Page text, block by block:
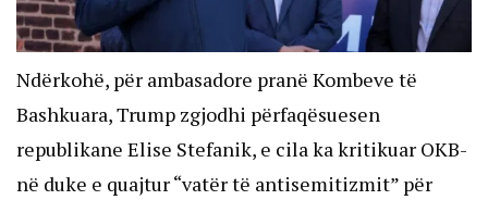
Ndërkohë, për ambasadore pranë Kombeve të
Bashkuara, Trump zgjodhi përfaqësuesen
republikane Elise Stefanik, e cila ka kritikuar OKB-
në duke e quajtur “vatër të antisemitizmit” për